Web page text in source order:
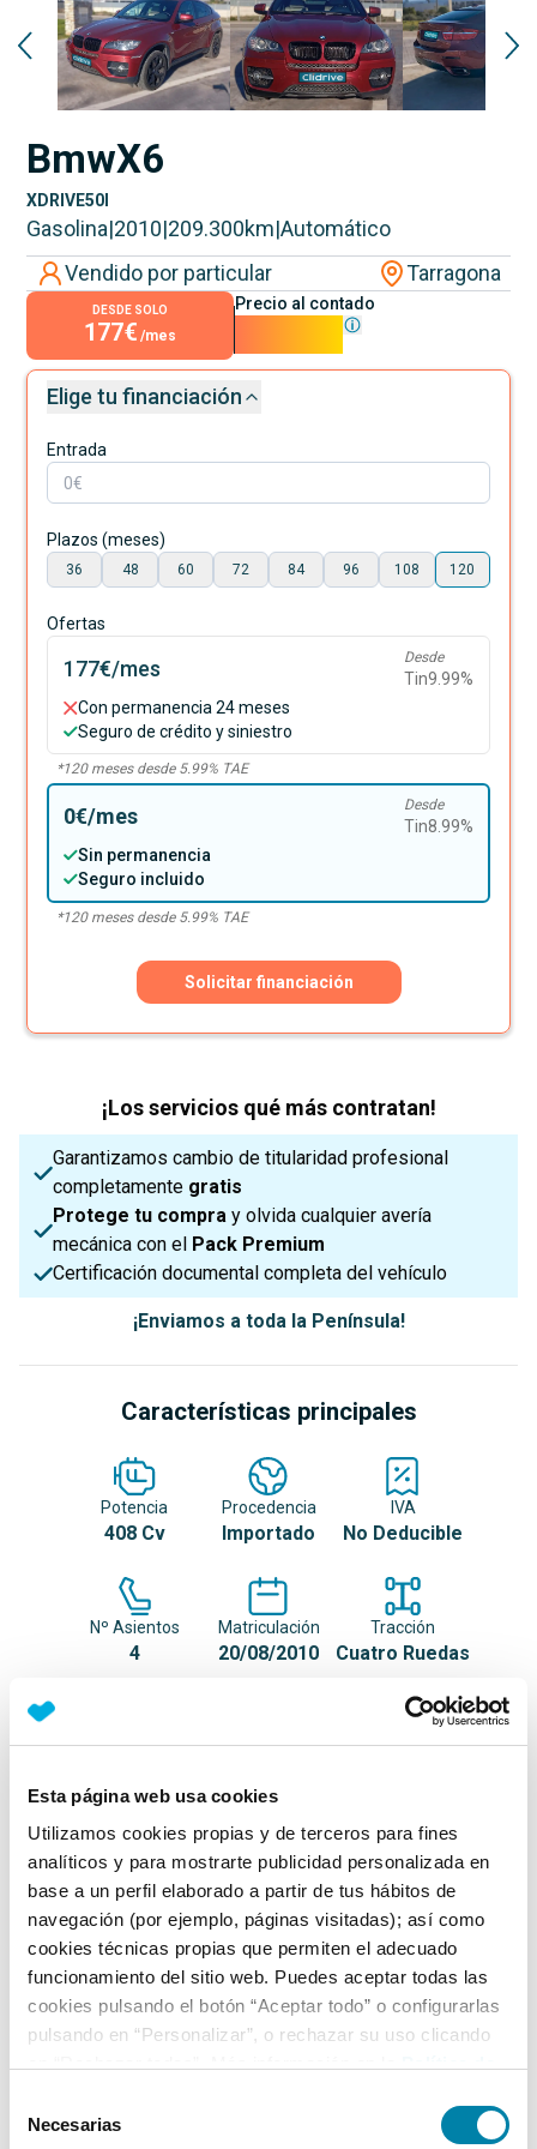
Esta página web usa cookies
Utilizamos cookies propias y de terceros para fines
analíticos y para mostrarte publicidad personalizada en
base a un perfil elaborado a partir de tus hábitos de
navegación (por ejemplo, páginas visitadas); así como
cookies técnicas propias que permiten el adecuado
funcionamiento del sitio web. Puedes aceptar todas las
cookies pulsando el botón “Aceptar todo” o configurarlas
pulsando en “Personalizar”, o rechazar su uso clicando
Necesarias
BmwX6
XDRIVE50I
Gasolina|2010|209.300km|Automático
Vendido por particular
Tarragona
DESDE SOLO
177€ /mes
Precio al contado
Elige tu financiación
Entrada
Plazos (meses)
36 48 60 72 84 96 108 120
Ofertas
177€/mes Desde
Tin9.99%
Con permanencia 24 meses
Seguro de crédito y siniestro
*120meses desde 5.99% TAE
0€/mes Desde
Tin8.99%
Sin permanencia
Seguro incluido
*120meses desde 5.99% TAE
Solicitar financiación
¡Los servicios qué más contratan!
Garantizamos cambio de titularidad profesional
completamente gratis
Protege tu compra y olvida cualquier avería
mecánica con el Pack Premium
Certificación documental completa del vehículo
¡Enviamos a toda la Península!
Características principales
Potencia
408 Cv
Procedencia
Importado
IVA
No Deducible
Nº Asientos
4
Matriculación
20/08/2010
Tracción
Cuatro Ruedas
Equipamiento*
Detalles destacados
ITV en vigor hasta enero de 2027
Faros Xénon
Tracción a las 4 ruedas
+ Ver todos
Ficha técnica
Exterior